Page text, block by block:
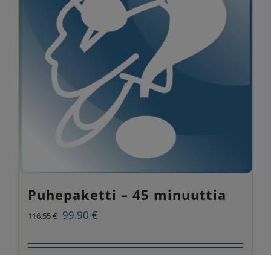
Puhepaketti – 45 minuuttia
116.55€ Alkuperäinen
99.90 €